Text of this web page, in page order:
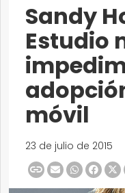
Sandy
Estudio
móvil
23 de julio de 2015